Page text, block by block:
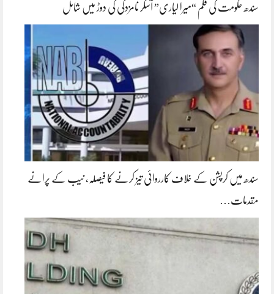
سندھ حکومت کی فلم “میرا لیاری” آسکر نامزدگی کی دوڑ میں شامل
سندھ میں کرپشن کے خلاف کارروائی تیز کرنے کا فیصلہ، نیب کے پرانے
مقدمات…